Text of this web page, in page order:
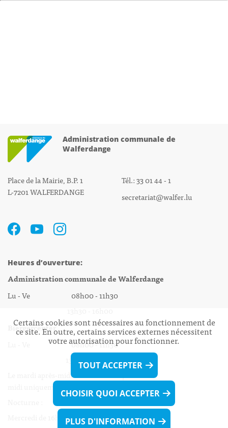
Administration communale de
Walferdange
Place de la Mairie, B.P. 1
L-7201 WALFERDANGE
Tél.: 33 01 44 - 1
secretariat@walfer.lu
Heures d’ouverture:
Administration communale de Walferdange
Lu - Ve 08h00 - 11h30
Biergercenter
Lu - Ve 08h00 - 11h30
13h30 - 16h00
Le mardi après-midi et le vendredi après-
midi uniquement sur Rdv.
Mercredi de 16h00 - 18h45 uniquement sur Rdv
Certains cookies sont nécessaires au fonctionnement de
ce site. En outre, certains services externes nécessitent
votre autorisation pour fonctionner.
TOUT ACCEPTER
CHOISIR QUOI ACCEPTER
PLUS D'INFORMATION